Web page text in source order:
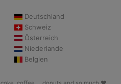
Deutschland
Schweiz
Österreich
Niederlande
Belgien